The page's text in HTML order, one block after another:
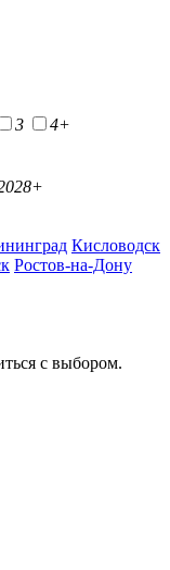
3
4+
Кисловодск
Ростов-на-Дону
с выбором.